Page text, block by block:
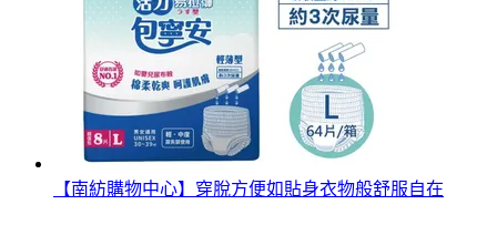
【南紡購物中心】穿脫方便如貼身衣物般舒服自在